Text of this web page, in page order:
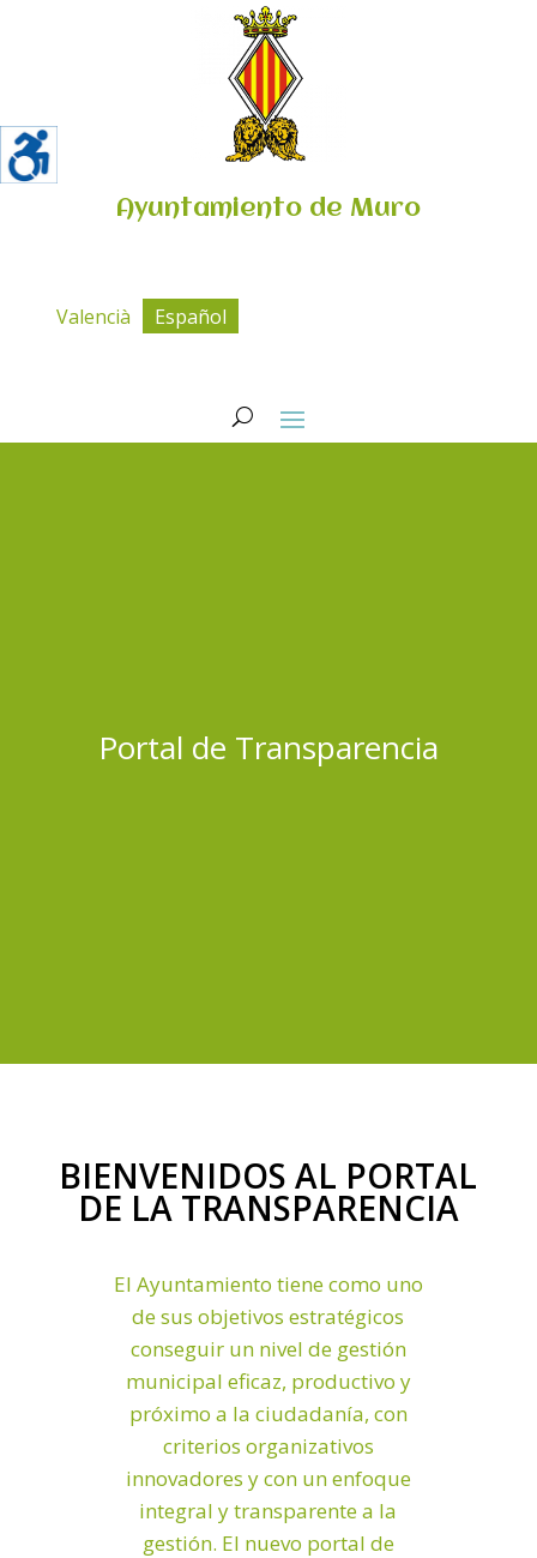
Ayuntamiento de Muro
Valencià Español
Portal de Transparencia
BIENVENIDOS AL PORTAL
DE LA TRANSPARENCIA
El Ayuntamiento tiene como uno
de sus objetivos estratégicos
conseguir un nivel de gestión
municipal eficaz, productivo y
próximo a la ciudadanía, con
criterios organizativos
innovadores y con un enfoque
integral y transparente a la
gestión. El nuevo portal de